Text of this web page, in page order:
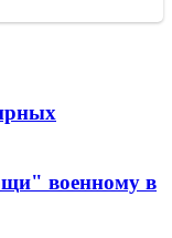
военному в